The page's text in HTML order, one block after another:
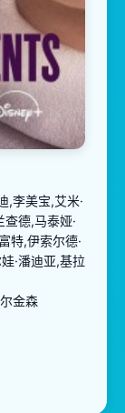
,李美宝,艾米·
查德,马泰娅·
特,伊索尔德·
·潘迪亚,基拉
金森